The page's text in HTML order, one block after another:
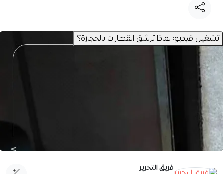
تشغيل فيديو: لماذا ترشق القطارات بالحجارة؟
فريق التحرير